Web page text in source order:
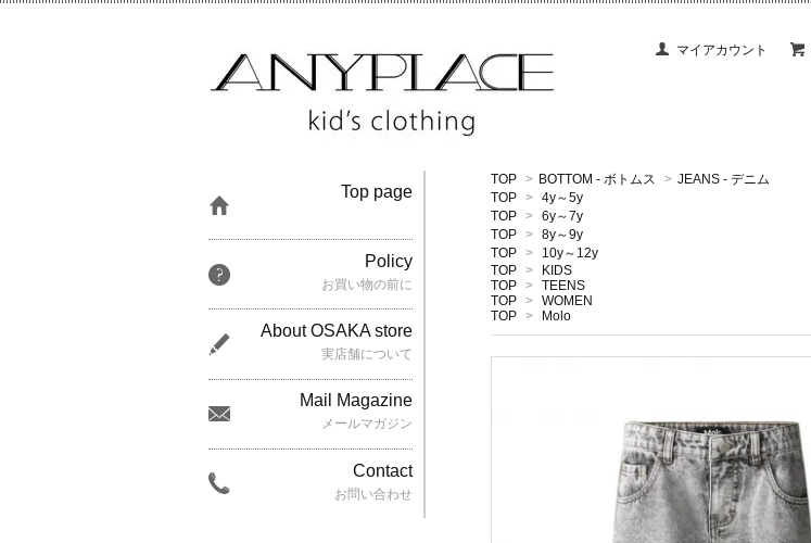
マイアカウント
TOP > BOTTOM - ボトムス > JEANS - デニム
TOP > 4y～5y
TOP > 6y～7y
TOP > 8y～9y
TOP >
10y～12y
TOP >
KIDS
TOP > TEENS
TOP > WOMEN
TOP > Molo
Top page
Policy
お買い物の前に
About OSAKA store
実店舗について
Mail Magazine
メールマガジン
Contact
お問い合わせ